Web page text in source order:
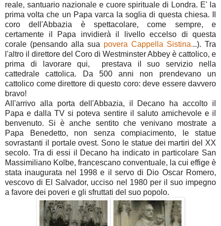
reale, santuario nazionale e cuore spirituale di Londra. E' la
prima volta che un Papa varca la soglia di questa chiesa. Il
coro dell'Abbazia è spettacolare, come sempre, e
certamente il Papa invidierà il livello eccelso di questa
corale (pensando alla sua povera Cappella Sistina...). Tra
l'altro il direttore del Coro di Westminster Abbey è cattolico, e
prima di lavorare qui, prestava il suo servizio nella
cattedrale cattolica. Da 500 anni non prendevano un
cattolico come direttore di questo coro: deve essere davvero
bravo!
All'arrivo alla porta dell'Abbazia, il Decano ha accolto il
Papa e dalla TV si poteva sentire il saluto amichevole e il
benvenuto. Si è anche sentito che venivano mostrate a
Papa Benedetto, non senza compiacimento, le statue
sovrastanti il portale ovest. Sono le statue dei martiri del XX
secolo. Tra di essi il Decano ha indicato in particolare San
Massimiliano Kolbe, francescano conventuale, la cui effige è
stata inaugurata nel 1998 e il servo di Dio Oscar Romero,
vescovo di El Salvador, ucciso nel 1980 per il suo impegno
a favore dei poveri e gli sfruttati del suo popolo.